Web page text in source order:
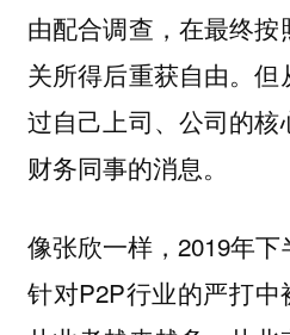
由配合调查，在最终
关所得后重获自由。
过自己上司、公司的
财务同事的消息。
像张欣一样，2019年
针对P2P行业的严打